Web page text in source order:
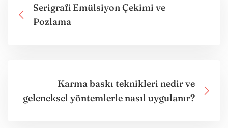
Serigrafi Emülsiyon Çekimi ve
Pozlama
Karma baskı teknikleri nedir ve
geleneksel yöntemlerle nasıl uygulanır?